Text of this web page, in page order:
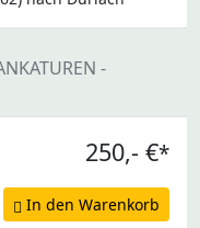
-
250,- €*
In den Warenkorb